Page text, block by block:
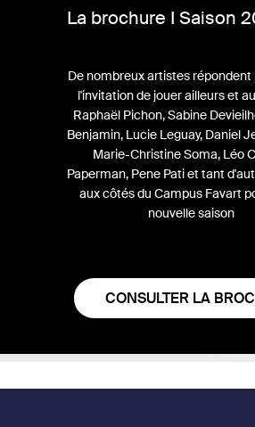
La brochure I Saison
De nombreux artistes répondent
l'invitation de jouer ailleurs et
Raphaël Pichon, Sabine
Benjamin, Lucie Leguay, Daniel
Marie-Christine Soma, Léo
Paperman, Pene Pati et tant
aux côtés du Campus Favart
nouvelle saison
CONSULTER LA